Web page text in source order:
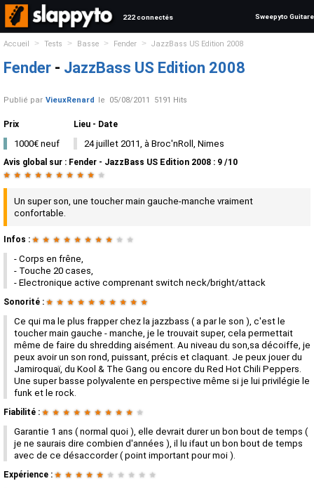
222 connectés Sweepyto Guitare
Accueil > Tests > Basse > Fender > JazzBass US Edition 2008
Fender - JazzBass US Edition 2008
Publié par VieuxRenard le 05/08/2011 5191 Hits
Prix
1000€ neuf
Lieu - Date
24 juillet 2011, à Broc'nRoll, Nimes
Avis global sur : Fender - JazzBass US Edition 2008 : 9 /10
★ ★ ★ ★ ★ ★ ★ ★ ★ ★
Un super son, une toucher main gauche-manche vraiment
confortable.
Infos : ★ ★ ★ ★ ★ ★ ★ ★ ★ ★
- Corps en frêne,
- Touche 20 cases,
- Electronique active comprenant switch neck/bright/attack
Sonorité : ★ ★ ★ ★ ★ ★ ★ ★ ★ ★
Ce qui ma le plus frapper chez la jazzbass ( a par le son ), c'est le
toucher main gauche - manche, je le trouvait super, cela permettait
même de faire du shredding aisément. Au niveau du son,sa décoiffe, je
peux avoir un son rond, puissant, précis et claquant. Je peux jouer du
Jamiroquaï, du Kool & The Gang ou encore du Red Hot Chili Peppers.
Une super basse polyvalente en perspective même si je lui privilégie le
funk et le rock.
Fiabilité : ★ ★ ★ ★ ★ ★ ★ ★ ★ ★
Garantie 1 ans ( normal quoi ), elle devrait durer un bon bout de temps (
je ne saurais dire combien d'années ), il lu ifaut un bon bout de temps
avec de ce désaccorder ( point important pour moi ).
Expérience : ★ ★ ★ ★ ★ ★ ★ ★ ★ ★